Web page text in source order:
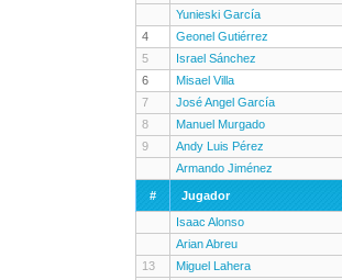
Yunieski García
4
Geonel Gutiérrez
5
Israel Sánchez
6
Misael Villa
7
José Angel García
8
Manuel Murgado
9
Andy Luis Pérez
Armando Jiménez
#
Jugador
Isaac Alonso
Arian Abreu
13
Miguel Lahera